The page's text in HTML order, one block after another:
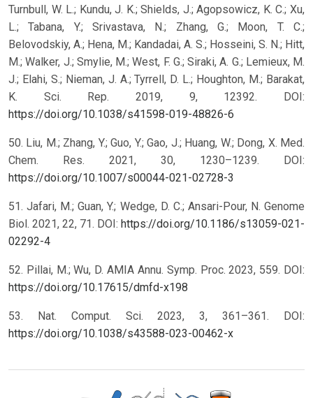
Turnbull, W. L.; Kundu, J. K.; Shields, J.; Agopsowicz, K. C.; Xu,
L.; Tabana, Y.; Srivastava, N.; Zhang, G.; Moon, T. C.;
Belovodskiy, A.; Hena, M.; Kandadai, A. S.; Hosseini, S. N.; Hitt,
M.; Walker, J.; Smylie, M.; West, F. G.; Siraki, A. G.; Lemieux, M.
J.; Elahi, S.; Nieman, J. A.; Tyrrell, D. L.; Houghton, M.; Barakat,
K. Sci. Rep. 2019, 9, 12392. DOI:
https://doi.org/10.1038/s41598-019-48826-6
50. Liu, M.; Zhang, Y.; Guo, Y.; Gao, J.; Huang, W.; Dong, X. Med.
Chem. Res. 2021, 30, 1230–1239. DOI:
https://doi.org/10.1007/s00044-021-02728-3
51. Jafari, M.; Guan, Y.; Wedge, D. C.; Ansari-Pour, N. Genome
Biol. 2021, 22, 71. DOI: https://doi.org/10.1186/s13059-021-
02292-4
52. Pillai, M.; Wu, D. AMIA Annu. Symp. Proc. 2023, 559. DOI:
https://doi.org/10.17615/dmfd-x198
53. Nat. Comput. Sci. 2023, 3, 361–361. DOI:
https://doi.org/10.1038/s43588-023-00462-x